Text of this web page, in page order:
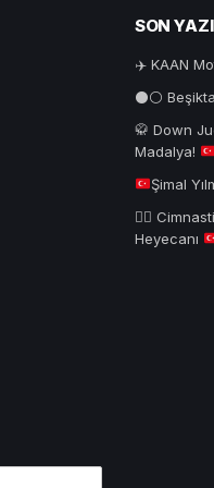
SON
✈️KAAN
⚫⚪
🥋 Down
Madalya!
Şimal
🤸‍♂️
Heyecanı